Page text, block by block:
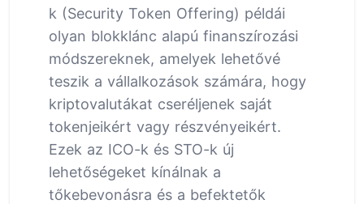
k (Security Token Offering) példái
olyan blokklánc alapú finanszírozási
módszereknek, amelyek lehetővé
teszik a vállalkozások számára, hogy
kriptovalutákat cseréljenek saját
tokenjeikért vagy részvényeikért.
Ezek az ICO-k és STO-k új
lehetőségeket kínálnak a
tőkebevonásra és a befektetők